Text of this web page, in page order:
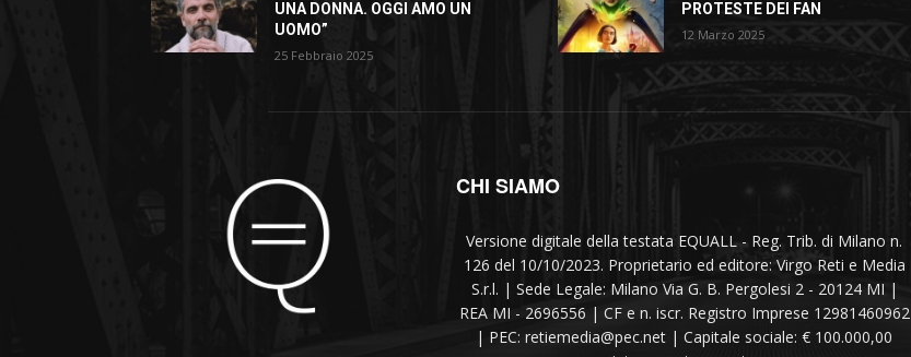
UNA DONNA. OGGI AMO UN
UOMO”
25 Febbraio 2025
PROTESTE DEI FAN
12 Marzo 2025
CHI SIAMO
Versione digitale della testata EQUALL - Reg. Trib. di Milano n.
126 del 10/10/2023. Proprietario ed editore: Virgo Reti e Media
S.r.l. | Sede Legale: Milano Via G. B. Pergolesi 2 - 20124 MI |
REA MI - 2696556 | CF e n. iscr. Registro Imprese 12981460962
| PEC: retiemedia@pec.net | Capitale sociale: € 100.000,00